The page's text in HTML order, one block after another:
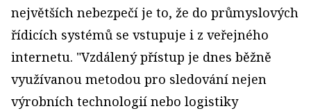
největších nebezpečí je to, že do průmyslových
řídicích systémů se vstupuje i z veřejného
internetu. "Vzdálený přístup je dnes běžně
využívanou metodou pro sledování nejen
výrobních technologií nebo logistiky